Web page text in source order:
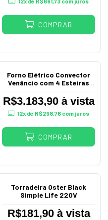
COMPRAR
Forno Elétrico Convector
Venâncio com 4 Esteiras
R$3.183,90 à vista
12x de R$298,76 com juros
COMPRAR
Torradeira Oster Black
Simple Life 220V
R$181,90 à vista